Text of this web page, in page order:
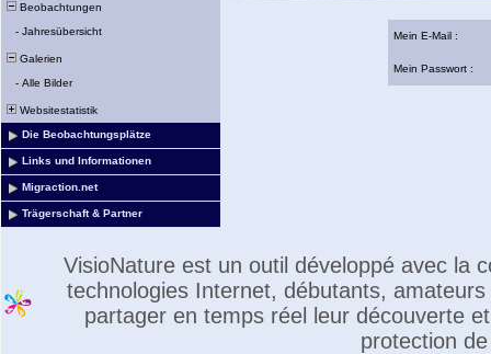
Beobachtungen
- Jahresübersicht
Galerien
- Alle Bilder
Websitestatistik
Die Beobachtungsplätze
Links und Informationen
Migraction.net
Trägerschaft & Partner
Mein E-Mail :
Mein Passwort :
VisioNature est un outil développé avec la
technologies Internet, débutants,
partager en temps réel leur découverte
protection